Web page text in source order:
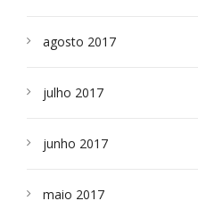
agosto 2017
julho 2017
junho 2017
maio 2017